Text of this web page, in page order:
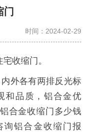
门
时间：2024-02-29
宅收缩门 。
外各有两排反光标
和品质，铝合金优
合金收缩门 多少钱
询铝合金收缩门报